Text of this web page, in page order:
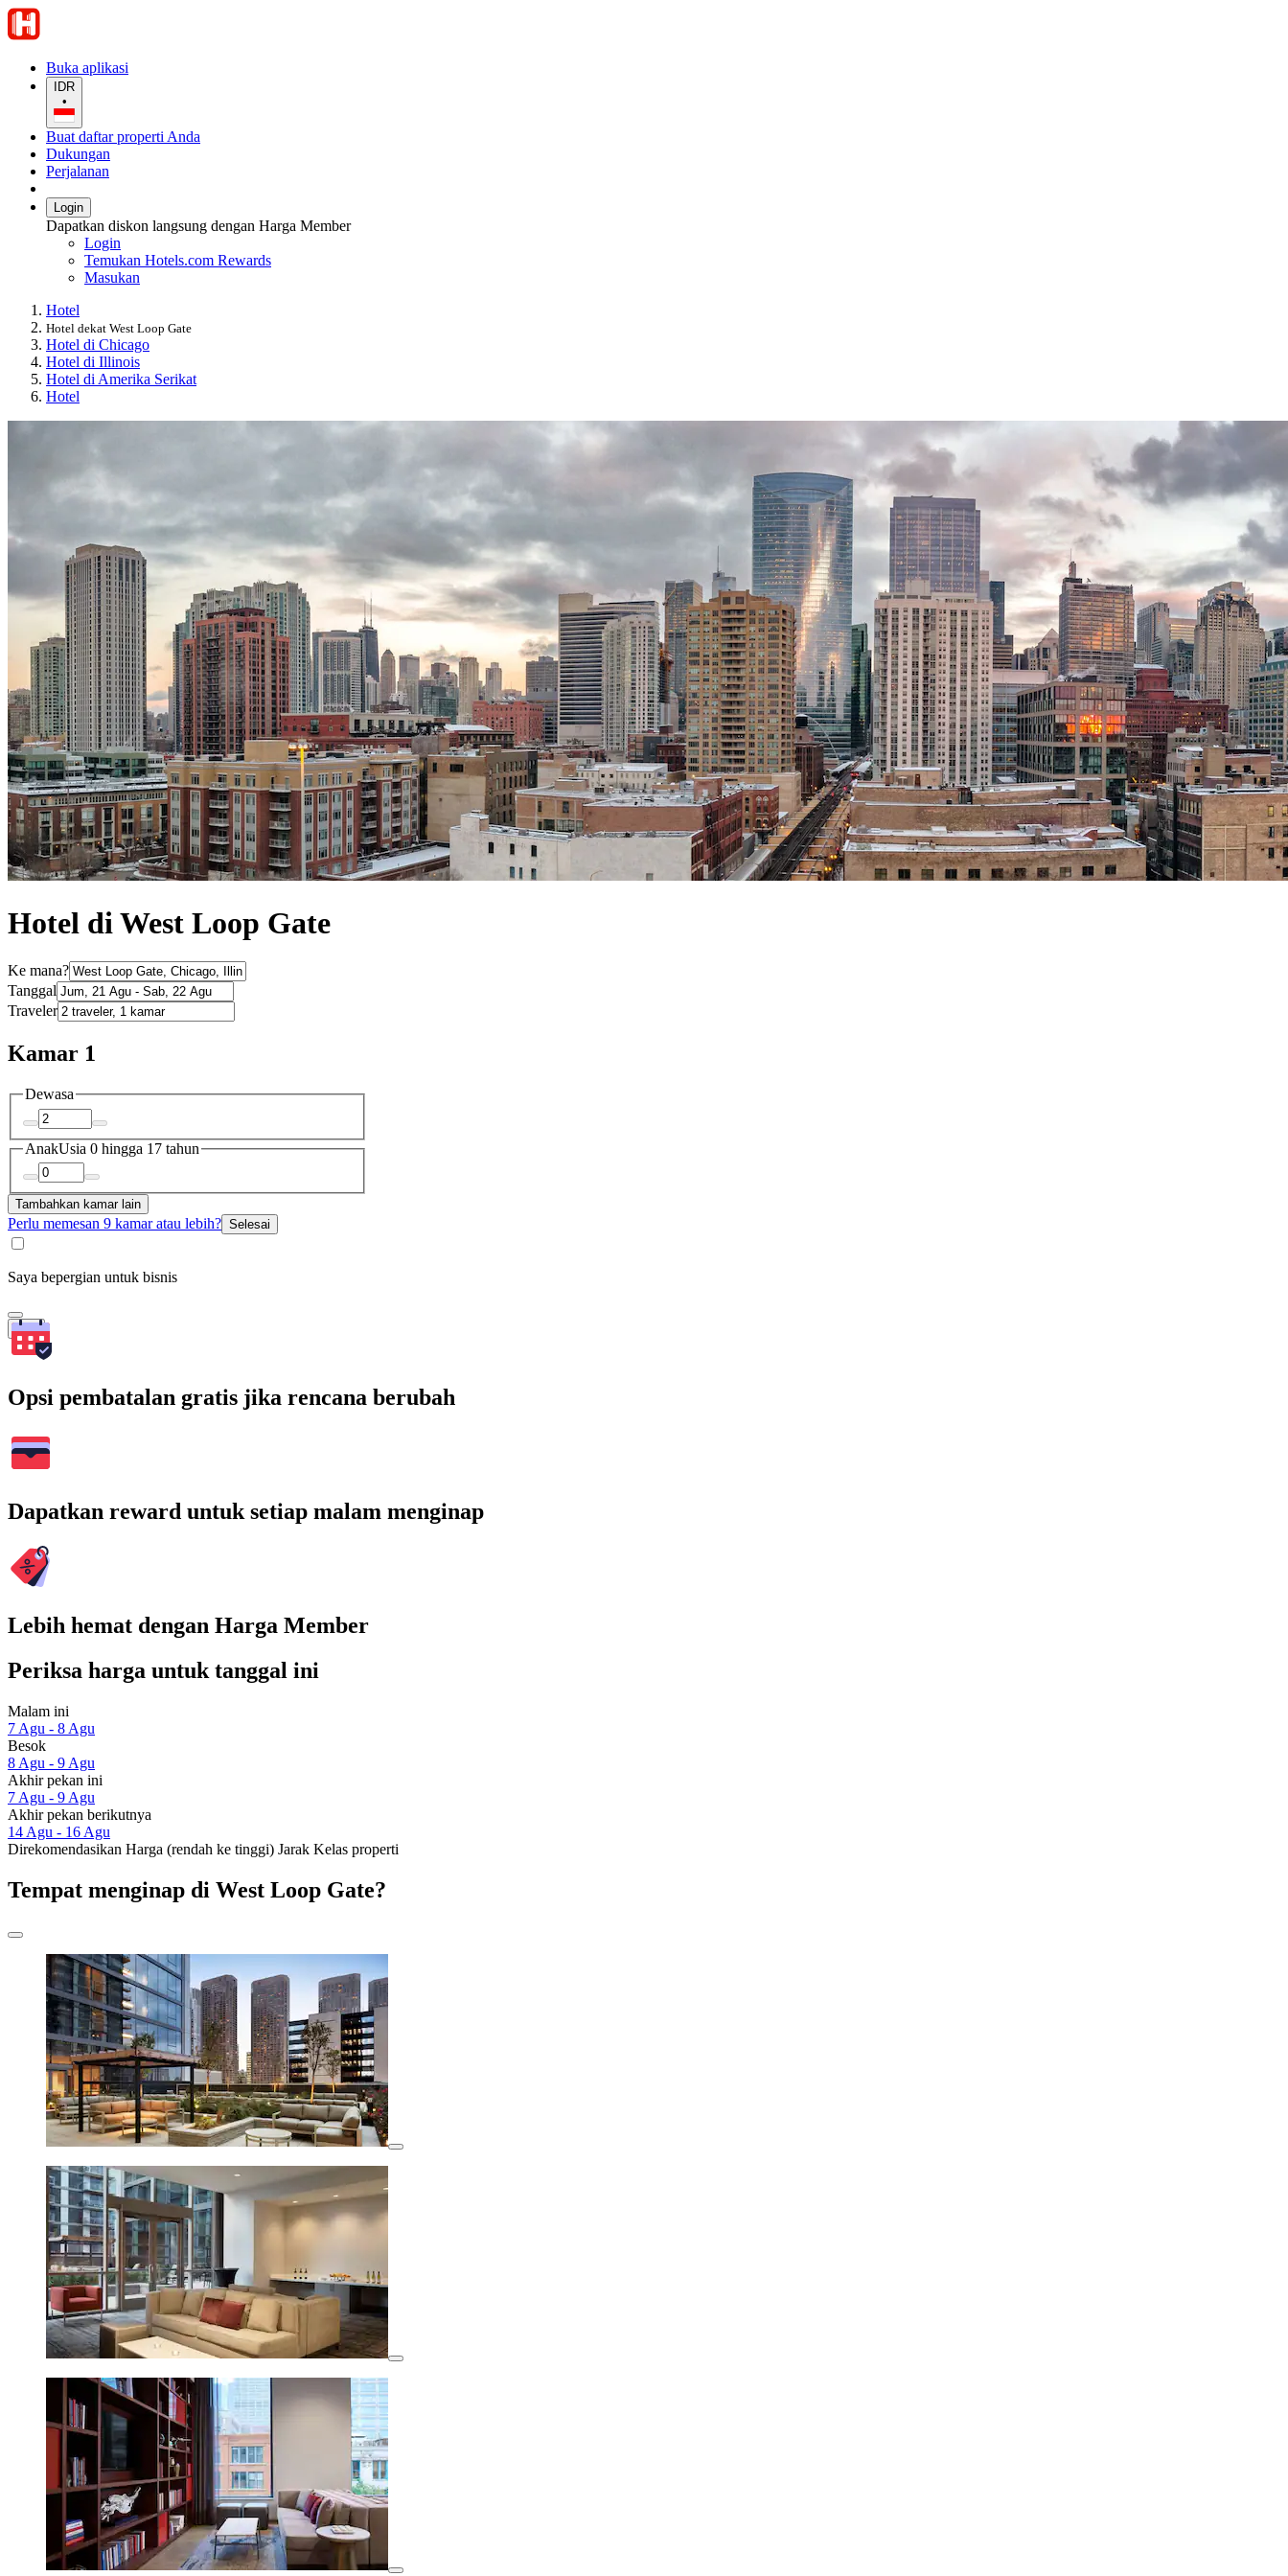
Buka aplikasi
IDR
•
Buat daftar properti Anda
Dukungan
Perjalanan
Login
Dapatkan diskon langsung dengan Harga Member
Login
Temukan Hotels.com Rewards
Masukan
Hotel
Hotel dekat West Loop Gate
Hotel di Chicago
Hotel di Illinois
Hotel di Amerika Serikat
Hotel
Hotel di West Loop Gate
Ke mana?
Tanggal
Traveler
Kamar 1
Dewasa
AnakUsia 0 hingga 17 tahun
Tambahkan kamar lain
Perlu memesan 9 kamar atau lebih? Selesai
Saya bepergian untuk bisnis
Cari
Opsi pembatalan gratis jika rencana berubah
Dapatkan reward untuk setiap malam menginap
Lebih hemat dengan Harga Member
Periksa harga untuk tanggal ini
Malam ini
7 Agu - 8 Agu
Besok
8 Agu - 9 Agu
Akhir pekan ini
7 Agu - 9 Agu
Akhir pekan berikutnya
14 Agu - 16 Agu
Direkomendasikan Harga (rendah ke tinggi) Jarak Kelas properti
Tempat menginap di West Loop Gate?